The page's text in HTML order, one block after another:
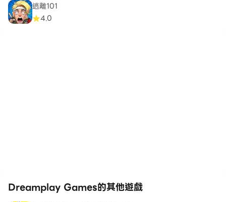
逃離101
4.0
Dreamplay Games的其他遊戲